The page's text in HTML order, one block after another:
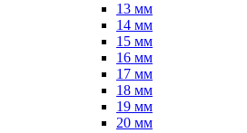
13 мм
14 мм
15 мм
16 мм
17 мм
18 мм
19 мм
20 мм